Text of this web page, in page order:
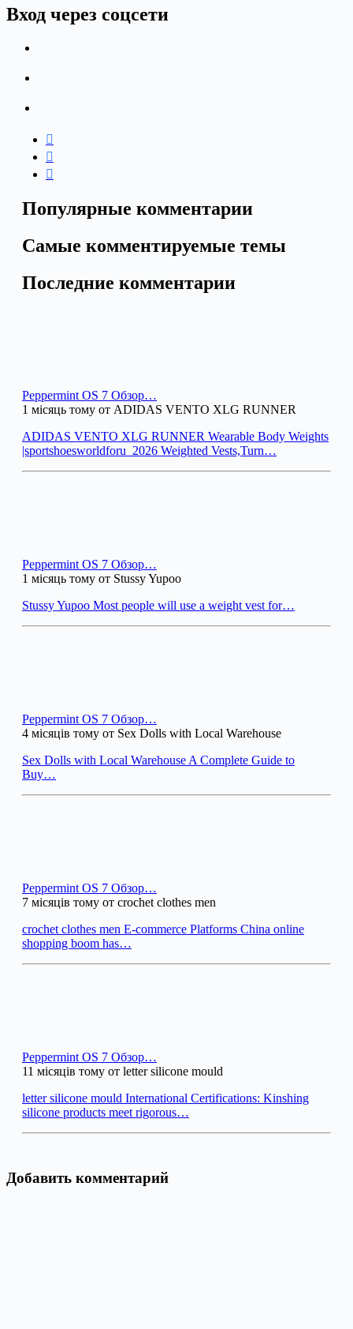
Вход через соцсети
Популярные комментарии
Самые комментируемые темы
Последние комментарии
Peppermint OS 7 Обзор…
1 місяць тому от ADIDAS VENTO XLG RUNNER
ADIDAS VENTO XLG RUNNER Wearable Body Weights
|sportshoesworldforu_2026 Weighted Vests,Turn…
Peppermint OS 7 Обзор…
1 місяць тому от Stussy Yupoo
Stussy Yupoo Most people will use a weight vest for…
Peppermint OS 7 Обзор…
4 місяців тому от Sex Dolls with Local Warehouse
Sex Dolls with Local Warehouse A Complete Guide to
Buy…
Peppermint OS 7 Обзор…
7 місяців тому от crochet clothes men
crochet clothes men E-commerce Platforms China online
shopping boom has…
Peppermint OS 7 Обзор…
11 місяців тому от letter silicone mould
letter silicone mould International Certifications: Kinshing
silicone products meet rigorous…
Добавить комментарий